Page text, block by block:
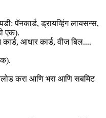
पॅनकार्ड, ड्रायव्हिंग लायसन्स,
एक).
कार्ड, आधार कार्ड, वीज बिल....
करा आणि भरा आणि सबमिट